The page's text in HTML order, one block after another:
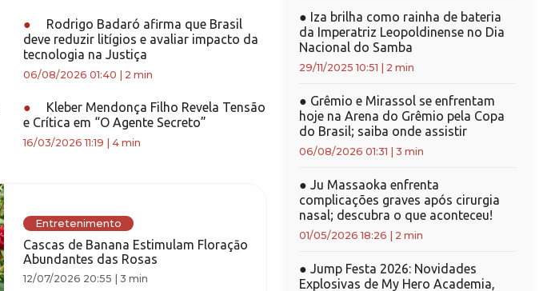
●
Rodrigo Badaró afirma que Brasil
deve reduzir litígios e avaliar impacto da
tecnologia na Justiça
06/08/2026 01:40 2 min
●
Kleber Mendonça Filho Revela Tensão
e Crítica em “O Agente Secreto”
16/03/2026 11:19 4 min
Entretenimento
Cascas de Banana Estimulam Floraçāo
Abundantes das Rosas
12/07/2026 20:55 |3 min
● Iza brilha como rainha de bateria
da Imperatriz Leopoldinense no Dia
Nacional do Samba
29/11/2025 10:51 2 min
● Grêmio e Mirassol se enfrentam
hoje na Arena do Grêmio pela Copa
do Brasil; saiba onde assistir
06/08/2026 01:31 3 min
● Ju Massaoka enfrenta
complicações graves após cirurgia
nasal; descubra o que aconteceu!
01/05/2026 18:26 2 min
● Jump Festa 2026: Novidades
Explosivas de My Hero Academia,